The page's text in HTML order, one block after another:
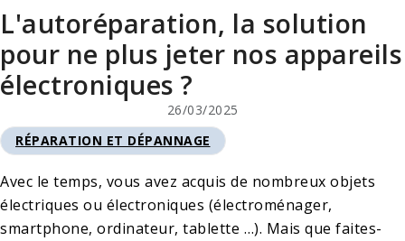
L'autoréparation, la solution
pour ne plus jeter nos appareils
électroniques ?
26/03/2025
CATÉGORIE
RÉPARATION ET DÉPANNAGE
Avec le temps, vous avez acquis de nombreux objets
électriques ou électroniques (électroménager,
smartphone, ordinateur, tablette …). Mais que faites-